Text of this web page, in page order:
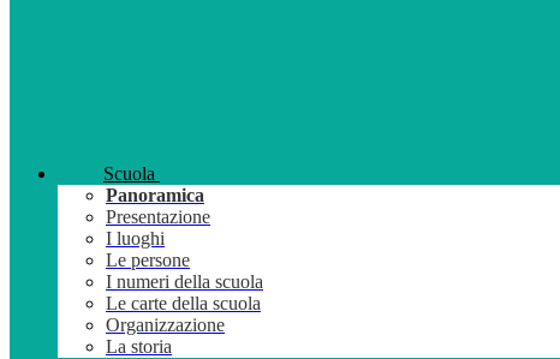
Scuola
Panoramica
Presentazione
I luoghi
Le persone
I numeri della scuola
Le carte della scuola
Organizzazione
La storia